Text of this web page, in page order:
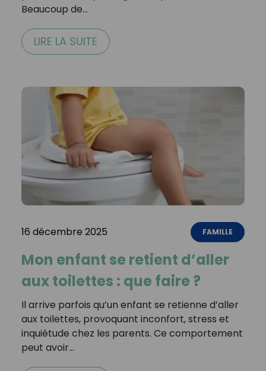
Beaucoup de…
LIRE LA SUITE
16 décembre 2025 FAMILLE
Mon enfant se retient d’aller
aux toilettes : que faire ?
Il arrive parfois qu’un enfant se retienne d’aller
aux toilettes, provoquant inconfort, stress et
inquiétude chez les parents. Ce comportement
peut avoir…